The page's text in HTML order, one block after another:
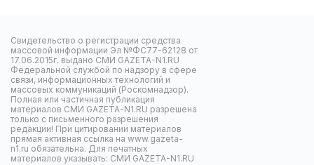
Свидетельство о регистрации средства
массовой информации Эл №ФС77-62128 от
17.06.2015г. выдано СМИ GAZETA-N1.RU
Федеральной службой по надзору в сфере
связи, информационных технологий и
массовых коммуникаций (Роскомнадзор).
Полная или частичная публикация
материалов СМИ GAZETA-N1.RU разрешена
только с письменного разрешения
редакции! При цитировании материалов
прямая активная ссылка на www.gazeta-
n1.ru обязательна. Для печатных
материалов указывать: СМИ GAZETA-N1.RU